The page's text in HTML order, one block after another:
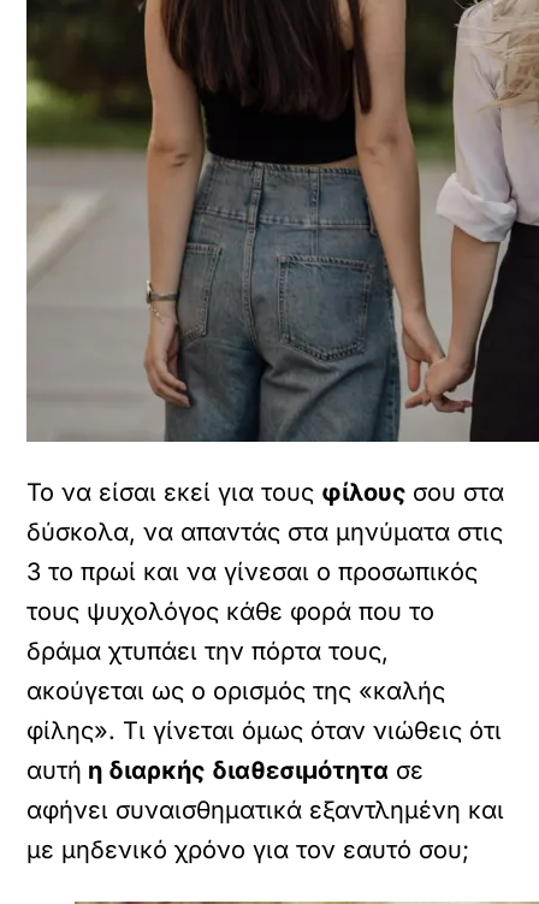
Το να είσαι εκεί για τους φίλους σου στα
δύσκολα, να απαντάς στα μηνύματα στις
3 το πρωί και να γίνεσαι ο προσωπικός
τους ψυχολόγος κάθε φορά που το
δράμα χτυπάει την πόρτα τους,
ακούγεται ως ο ορισμός της «καλής
φίλης». Τι γίνεται όμως όταν νιώθεις ότι
αυτή η διαρκής διαθεσιμότητα σε
αφήνει συναισθηματικά εξαντλημένη και
με μηδενικό χρόνο για τον εαυτό σου;